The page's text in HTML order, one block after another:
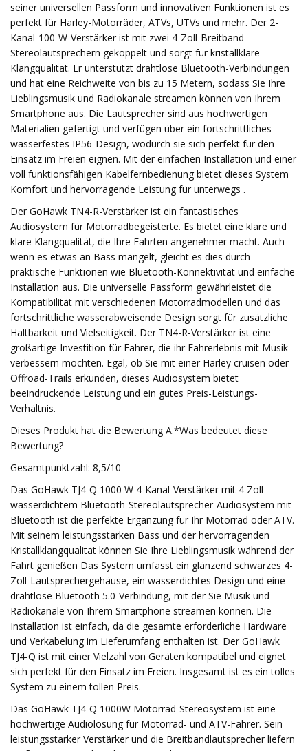
seiner universellen Passform und innovativen Funktionen ist es
perfekt für Harley-Motorräder, ATVs, UTVs und mehr. Der 2-
Kanal-100-W-Verstärker ist mit zwei 4-Zoll-Breitband-
Stereolautsprechern gekoppelt und sorgt für kristallklare
Klangqualität. Er unterstützt drahtlose Bluetooth-Verbindungen
und hat eine Reichweite von bis zu 15 Metern, sodass Sie Ihre
Lieblingsmusik und Radiokanäle streamen können von Ihrem
Smartphone aus. Die Lautsprecher sind aus hochwertigen
Materialien gefertigt und verfügen über ein fortschrittliches
wasserfestes IP56-Design, wodurch sie sich perfekt für den
Einsatz im Freien eignen. Mit der einfachen Installation und einer
voll funktionsfähigen Kabelfernbedienung bietet dieses System
Komfort und hervorragende Leistung für unterwegs .
Der GoHawk TN4-R-Verstärker ist ein fantastisches
Audiosystem für Motorradbegeisterte. Es bietet eine klare und
klare Klangqualität, die Ihre Fahrten angenehmer macht. Auch
wenn es etwas an Bass mangelt, gleicht es dies durch
praktische Funktionen wie Bluetooth-Konnektivität und einfache
Installation aus. Die universelle Passform gewährleistet die
Kompatibilität mit verschiedenen Motorradmodellen und das
fortschrittliche wasserabweisende Design sorgt für zusätzliche
Haltbarkeit und Vielseitigkeit. Der TN4-R-Verstärker ist eine
großartige Investition für Fahrer, die ihr Fahrerlebnis mit Musik
verbessern möchten. Egal, ob Sie mit einer Harley cruisen oder
Offroad-Trails erkunden, dieses Audiosystem bietet
beeindruckende Leistung und ein gutes Preis-Leistungs-
Verhältnis.
Dieses Produkt hat die Bewertung A.*Was bedeutet diese
Bewertung?
Gesamtpunktzahl: 8,5/10
Das GoHawk TJ4-Q 1000 W 4-Kanal-Verstärker mit 4 Zoll
wasserdichtem Bluetooth-Stereolautsprecher-Audiosystem mit
Bluetooth ist die perfekte Ergänzung für Ihr Motorrad oder ATV.
Mit seinem leistungsstarken Bass und der hervorragenden
Kristallklangqualität können Sie Ihre Lieblingsmusik während der
Fahrt genießen Das System umfasst ein glänzend schwarzes 4-
Zoll-Lautsprechergehäuse, ein wasserdichtes Design und eine
drahtlose Bluetooth 5.0-Verbindung, mit der Sie Musik und
Radiokanäle von Ihrem Smartphone streamen können. Die
Installation ist einfach, da die gesamte erforderliche Hardware
und Verkabelung im Lieferumfang enthalten ist. Der GoHawk
TJ4-Q ist mit einer Vielzahl von Geräten kompatibel und eignet
sich perfekt für den Einsatz im Freien. Insgesamt ist es ein tolles
System zu einem tollen Preis.
Das GoHawk TJ4-Q 1000W Motorrad-Stereosystem ist eine
hochwertige Audiolösung für Motorrad- und ATV-Fahrer. Sein
leistungsstarker Verstärker und die Breitbandlautsprecher liefern